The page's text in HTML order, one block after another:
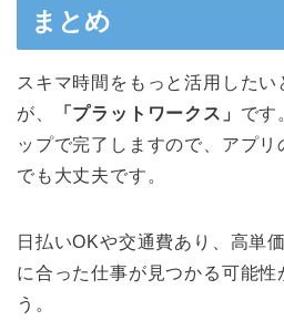
まとめ
スキマ時間をもっと活用した
が、
「プラットワークス」 です
ップで完了しますので、アプ
でも大丈夫です。
日払いOKや交通費あり、高単
に合った仕事が見つかる可能性
う。